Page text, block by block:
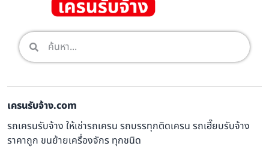
เครนรับจ้าง.com
รถเครนรับจ้าง ให้เช่ารถเครน รถบรรทุกติดเครน รถเฮี๊ยบรับจ้าง
ราคาถูก ขนย้ายเครื่องจักร ทุกชนิด